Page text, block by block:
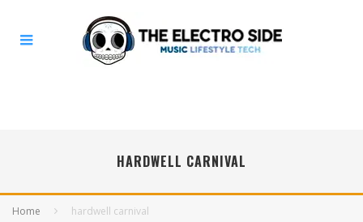
HARDWELL CARNIVAL
Home hardwell carnival